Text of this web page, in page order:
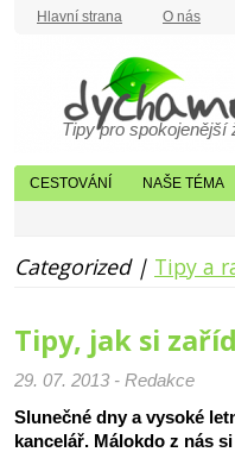
Hlavní strana O nás
Tipy pro spokojenější
CESTOVÁNÍ NAŠE TÉMA
Categorized | Tipy a
Tipy, jak si
29. 07. 2013 - Redakce
Slunečné dny a vysoké
kancelář. Málokdo z nás